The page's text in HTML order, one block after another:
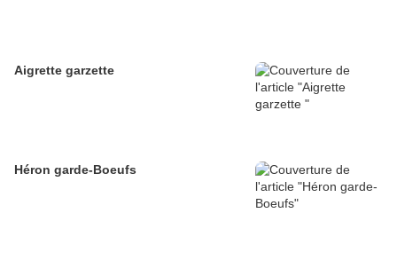
Aigrette garzette
Héron garde-Boeufs